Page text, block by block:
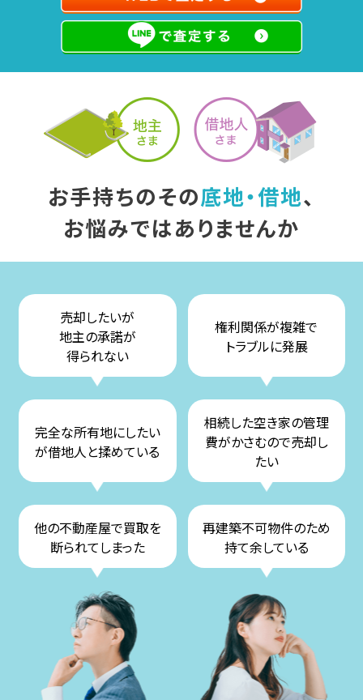
お手持ちのその底地・借地、
お悩みではありませんか
売却したいが
地主の承諾が
得られない
権利関係が複雑で
トラブルに発展
完全な所有地にしたい
が借地人と揉めている
相続した空き家の管理
費がかさむので売却し
たい
他の不動産屋で買取を
断られてしまった
再建築不可物件のため
持て余している